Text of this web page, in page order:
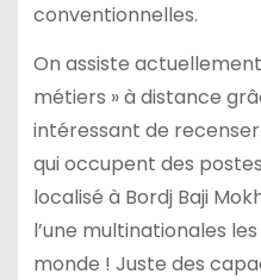
conventionnelles.
On assiste
métiers » à distance
intéressant de
qui occupent des
localisé à Bordj Baji
l’une multinationales
monde ! Juste des